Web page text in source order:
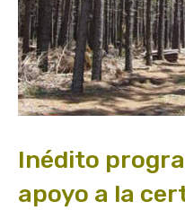
Inédito
apoyo a la